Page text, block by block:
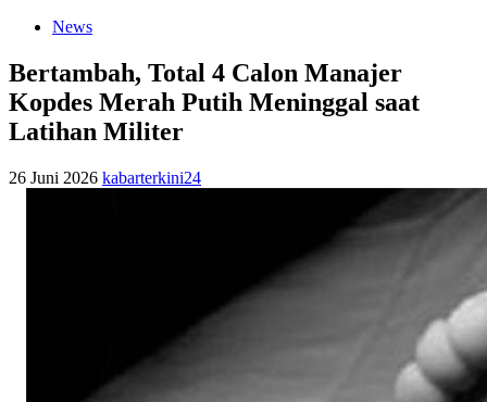
News
Bertambah, Total 4 Calon Manajer
Kopdes Merah Putih Meninggal saat
Latihan Militer
26 Juni 2026 kabarterkini24